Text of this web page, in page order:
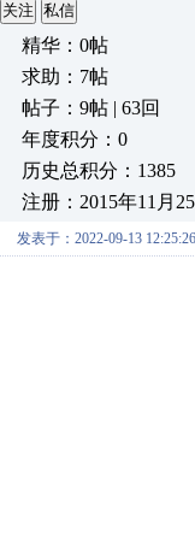
关注 私信
精华：0帖
求助：7帖
帖子：9帖 | 63回
年度积分：0
历史总积分：1385
注册：2015年11月25
发表于：2022-09-13 12:25:26